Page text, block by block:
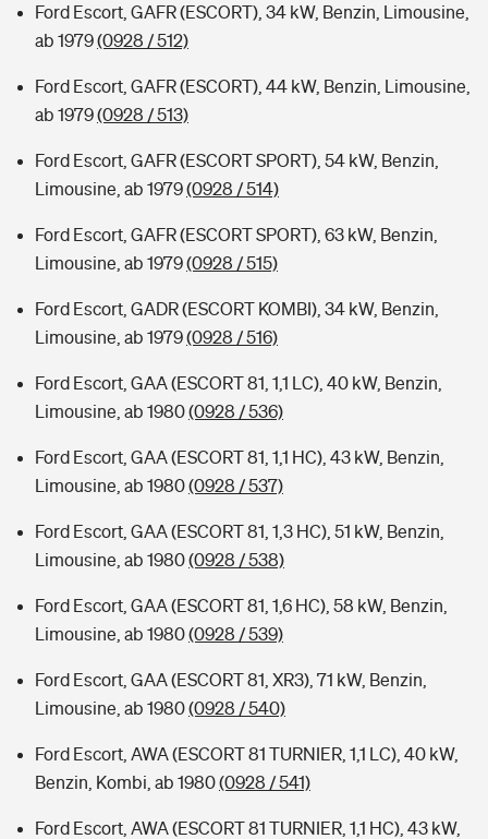
Ford Escort, GAFR (ESCORT), 34 kW, Benzin, Limousine,
ab 1979(0928 / 512)
Ford Escort, GAFR (ESCORT), 44 kW, Benzin, Limousine,
ab 1979(0928 / 513)
Ford Escort, GAFR (ESCORT SPORT), 54 kW, Benzin,
Limousine, ab 1979(0928 / 514)
Ford Escort, GAFR (ESCORT SPORT), 63 kW, Benzin,
Limousine, ab 1979(0928 / 515)
Ford Escort, GADR (ESCORT KOMBI), 34 kW, Benzin,
Limousine, ab 1979(0928 / 516)
Ford Escort, GAA (ESCORT 81, 1,1 LC), 40 kW, Benzin,
Limousine, ab 1980(0928 / 536)
Ford Escort, GAA (ESCORT 81, 1,1 HC), 43 kW, Benzin,
Limousine, ab 1980(0928 / 537)
Ford Escort, GAA (ESCORT 81, 1,3 HC), 51 kW, Benzin,
Limousine, ab 1980(0928 / 538)
Ford Escort, GAA (ESCORT 81, 1,6 HC), 58 kW, Benzin,
Limousine, ab 1980(0928 / 539)
Ford Escort, GAA (ESCORT 81, XR3), 71 kW, Benzin,
Limousine, ab 1980(0928 / 540)
Ford Escort, AWA (ESCORT 81 TURNIER, 1,1 LC), 40 kW,
Benzin, Kombi, ab 1980(0928 / 541)
Ford Escort, AWA (ESCORT 81 TURNIER, 1,1 HC), 43 kW,